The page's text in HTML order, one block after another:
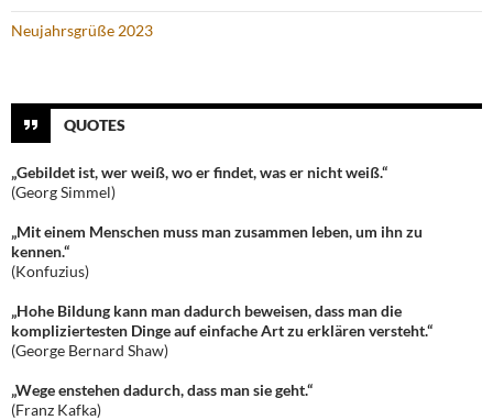
Neujahrsgrüße 2023
QUOTES
„Gebildet ist, wer weiß, wo er findet, was er nicht weiß.“
(Georg Simmel)
„Mit einem Menschen muss man zusammen leben, um ihn zu
kennen.“
(Konfuzius)
„Hohe Bildung kann man dadurch beweisen, dass man die
kompliziertesten Dinge auf einfache Art zu erklären versteht.“
(George Bernard Shaw)
„Wege enstehen dadurch, dass man sie geht.“
(Franz Kafka)